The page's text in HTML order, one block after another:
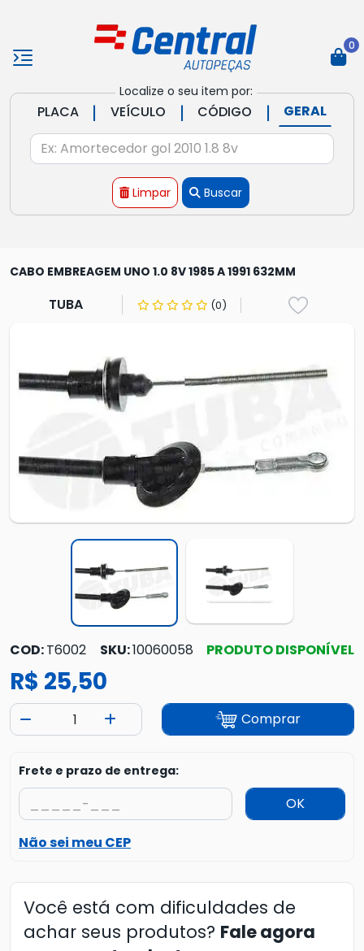
Localize o seu item por:
PLACA | VEÍCULO | CÓDIGO | GERAL
Limpar Buscar
0
CABO EMBREAGEM UNO 1.0 8V 1985 A 1991 632MM
TUBA (0)
COD:T6002 SKU:10060058 PRODUTO DISPONÍVEL
R$ 25,50
Comprar
Frete e prazo de entrega:
OK
Não sei meu CEP
Você está com dificuldades de
achar seus produtos? Fale agora